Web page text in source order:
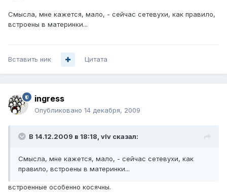
Смысла, мне кажется, мало, - сейчас сетевухи, как правило,
встроены в материнки...
Вставить ник Цитата
ingress
Опубликовано 14 декабря, 2009
В 14.12.2009 в 18:18, vIv сказал:
Смысла, мне кажется, мало, - сейчас сетевухи, как
правило, встроены в материнки...
встроенные особенно косячны.